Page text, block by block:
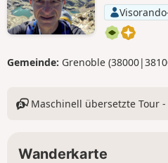
Gemeinde: Grenoble
Maschinell übersetzte Tour -
Wanderkarte